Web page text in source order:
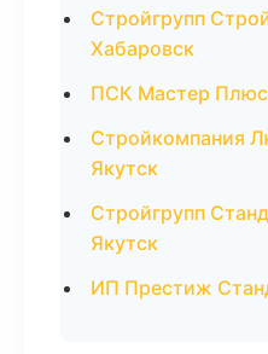
Стройгрупп
Хабаровск
ПСК Мастер
Стройкомпания
Якутск
Стройгрупп
Якутск
ИП Престиж